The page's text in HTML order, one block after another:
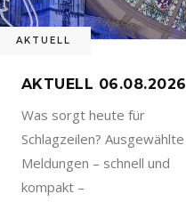
AKTUELL
AKTUELL 06.08.2026
Was sorgt heute für
Schlagzeilen? Ausgewählte
Meldungen – schnell und
kompakt –